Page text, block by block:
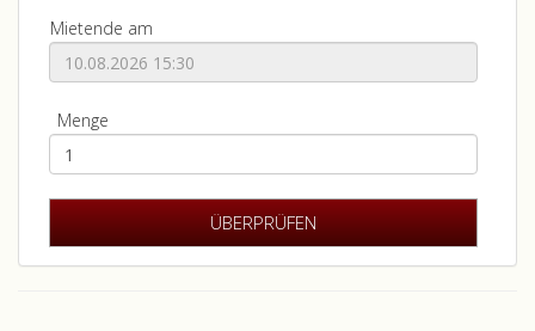
Mietende am
Menge